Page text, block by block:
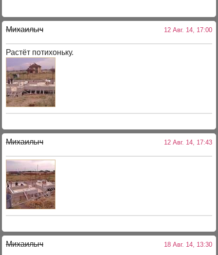
Михаилыч 12 Авг. 14, 17:00
Растёт потихоньку.
Михаилыч 12 Авг. 14, 17:43
Михаилыч 18 Авг. 14, 13:30